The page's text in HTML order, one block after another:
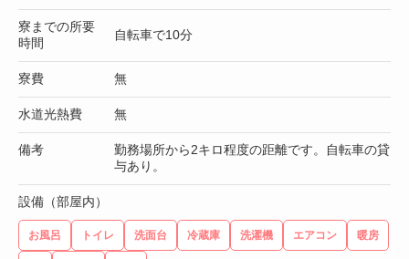
寮までの所要
時間
自転車で10分
寮費 無
水道光熱費 無
備考
勤務場所から2キロ程度の距離です。自転車の貸
与あり。
設備（部屋内）
お風呂 トイレ 洗面台 冷蔵庫 洗濯機 エアコン 暖房